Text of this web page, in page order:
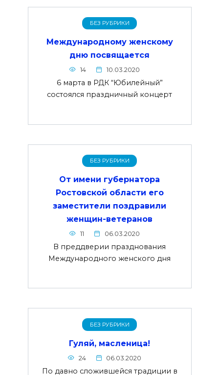
БЕЗ РУБРИКИ
Международному женскому
дню посвящается
14 10.03.2020
6 марта в РДК “Юбилейный”
состоялся праздничный концерт
БЕЗ РУБРИКИ
От имени губернатора
Ростовской области его
заместители поздравили
женщин-ветеранов
11 06.03.2020
В преддверии празднования
Международного женского дня
БЕЗ РУБРИКИ
Гуляй, масленица!
24 06.03.2020
По давно сложившейся традиции в